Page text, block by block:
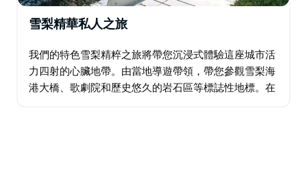
雪梨精華私人之旅
我們的特色雪梨精粹之旅將帶您沉浸式體驗這座城市活
力四射的心臟地帶。由當地導遊帶領，帶您參觀雪梨海
港大橋、歌劇院和歷史悠久的岩石區等標誌性地標。在